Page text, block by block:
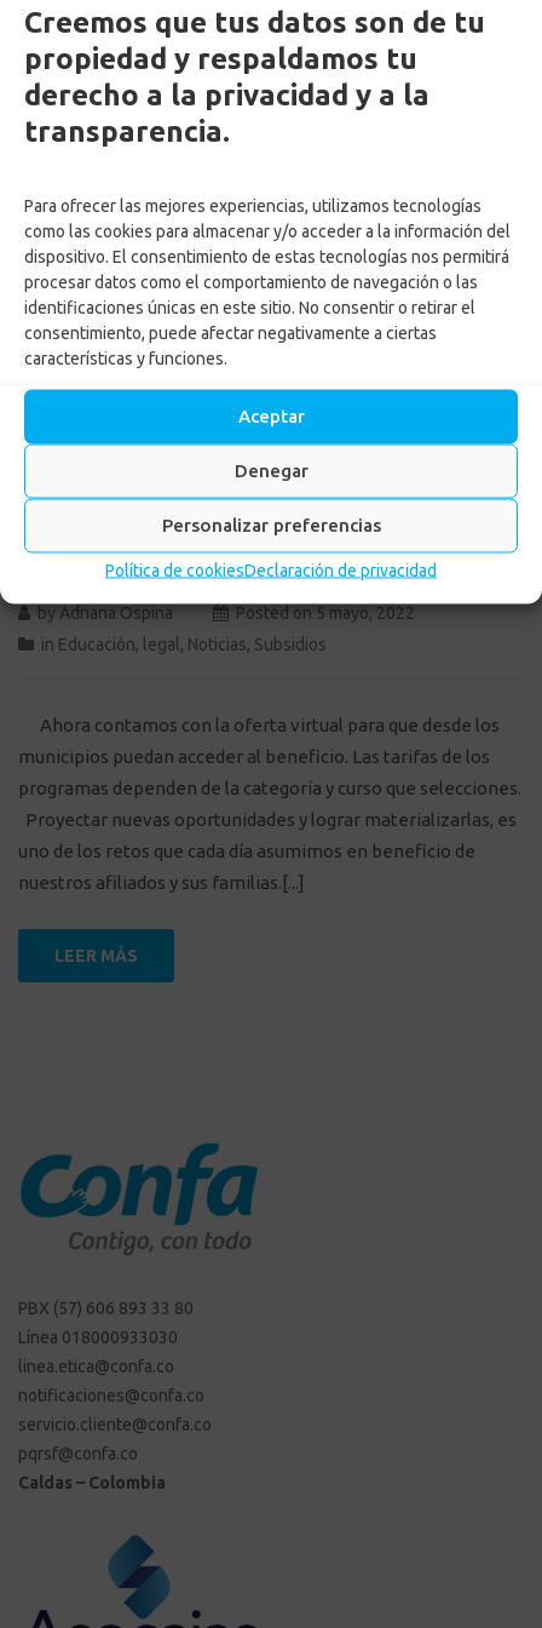
Creemos que tus datos son de tu
propiedad y respaldamos tu
derecho a la privacidad y a la
transparencia.
Para ofrecer las mejores experiencias, utilizamos tecnologías
como las cookies para almacenar y/o acceder a la información del
dispositivo. El consentimiento de estas tecnologías nos permitirá
procesar datos como el comportamiento de navegación o las
identificaciones únicas en este sitio. No consentir o retirar el
consentimiento, puede afectar negativamente a ciertas
características y funciones.
Aceptar
Denegar
Personalizar preferencias
Política de cookiesDeclaración de privacidad
objeto está orientado a establecer un marco regulatorio que
propicie el emprendimiento y el crecimiento, consolidación y
sostenibilidad de las empresas y donde se faculta a las Cajas
de Compensación Familiar con cargo a recursos del FOSFEC,
para el diseño, creación y[...]
LEER MÁS
Estudia francés con tarifas
subsidiadas.
by Adriana Ospina Posted on 5 mayo, 2022
in Educación, legal , Noticias, Subsidios
Ahora contamos con la oferta virtual para que desde los
municipios puedan acceder al beneficio. Las tarifas de los
programas dependen de la categoría y curso que selecciones.
Proyectar nuevas oportunidades y lograr materializarlas, es
uno de los retos que cada día asumimos en beneficio de
nuestros afiliados y sus familias.[...]
LEER MÁS
PBX (57) 606 893 33 80
Línea 018000933030
linea.etica@confa.co
notificaciones@confa.co
servicio.cliente@confa.co
pqrsf@confa.co
Caldas – Colombia